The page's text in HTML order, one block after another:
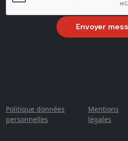
Politique données
personnelles
Mentions
légales